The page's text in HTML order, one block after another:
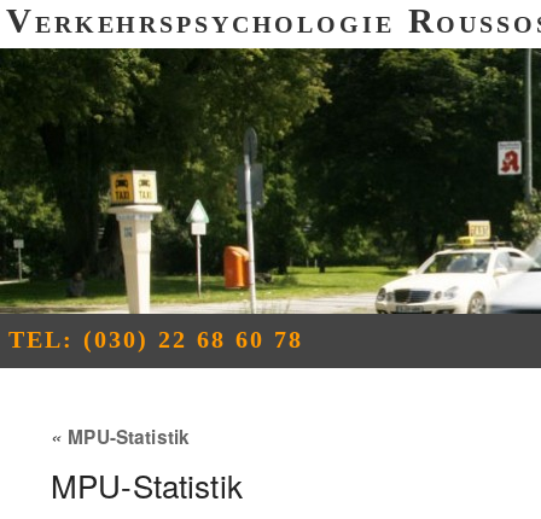
Verkehrspsychologie
TEL: (030) 22 68 60 78
« MPU-Statistik
MPU-Statistik